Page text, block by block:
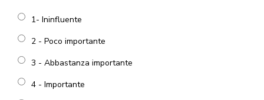
1- Ininfluente
2 - Poco importante
3 - Abbastanza importante
4 - Importante